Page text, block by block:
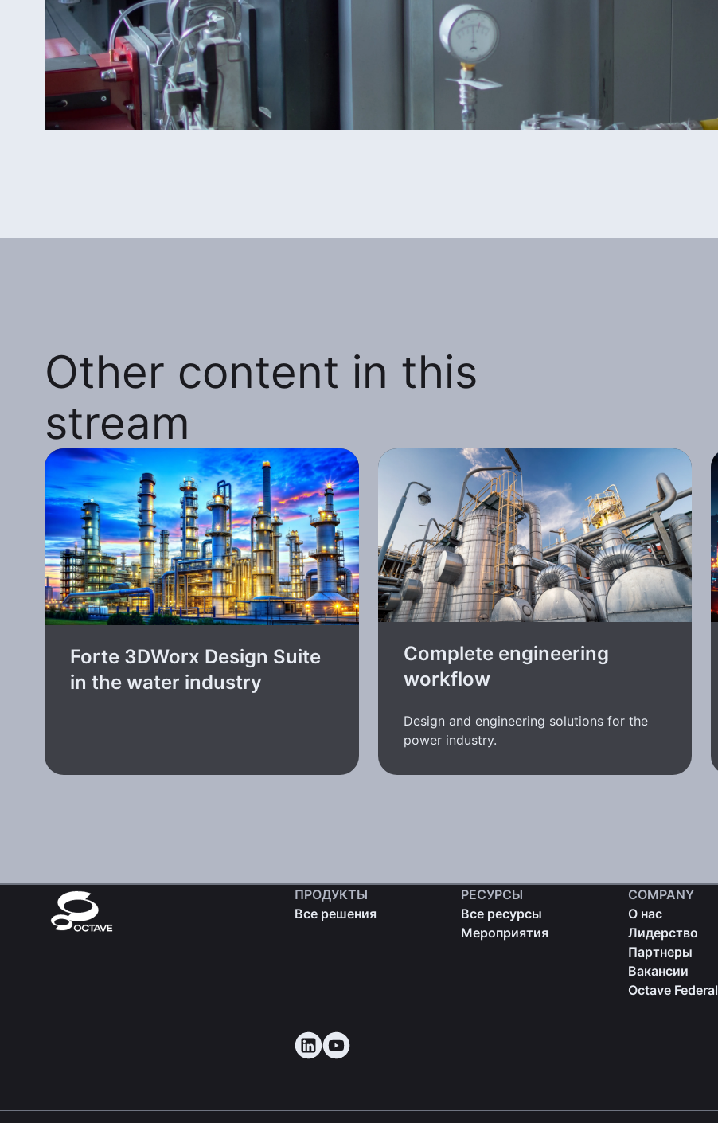
Other content in this
stream
Forte 3DWorx Design Suite
in the water industry
Complete engineering
workflow
Design and engineering solutions for the
power industry.
ПРОДУКТЫ
Все решения
РЕСУРСЫ
Все ресурсы
Мероприятия
COMPANY
О нас
Лидерство
Партнеры
Вакансии
Octave Federal